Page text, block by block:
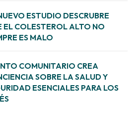
ESTUDIO DESCRUBRE
EL COLESTEROL ALTO NO
ES MALO
COMUNITARIO CREA
SOBRE LA SALUD Y
ESENCIALES PARA LOS